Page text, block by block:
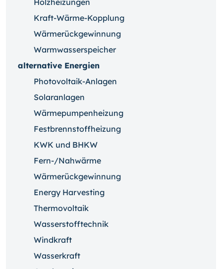
Holzheizungen
Kraft-Wärme-Kopplung
Wärmerückgewinnung
Warmwasserspeicher
alternative Energien
Photovoltaik-Anlagen
Solaranlagen
Wärmepumpenheizung
Festbrennstoffheizung
KWK und BHKW
Fern-/Nahwärme
Wärmerückgewinnung
Energy Harvesting
Thermovoltaik
Wasserstofftechnik
Windkraft
Wasserkraft